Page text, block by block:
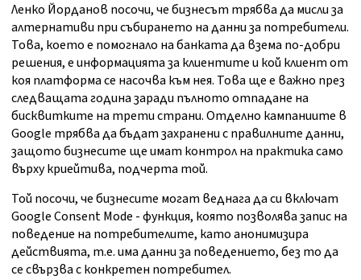
Ленко Йорданов посочи, че бизнесът трябва да мисли за
алтернативи при събирането на данни за потребители.
Това, което е помогнало на банката да взема по-добри
решения, е информацията за клиентите и кой клиент от
коя платформа се насочва към нея. Това ще е важно през
следващата година заради пълното отпадане на
бисквитките на трети страни. Отделно кампаниите в
Google трябва да бъдат захранени с правилните данни,
защото бизнесите ще имат контрол на практика само
върху криейтива, подчерта той.
Той посочи, че бизнесите могат веднага да си включат
Google Consent Mode - функция, която позволява запис на
поведение на потребителите, като анонимизира
действията, т.е. има данни за поведението, без то да
се свързва с конкретен потребител.